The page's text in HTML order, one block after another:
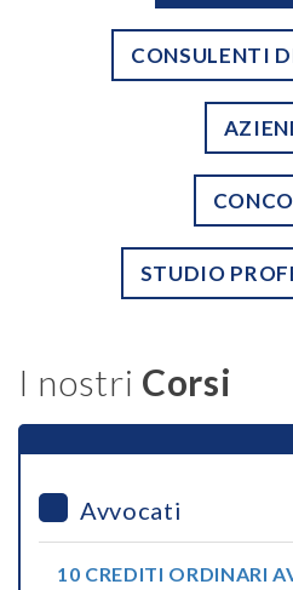
CONSULENTI
STUDIO
I nostri Corsi
Avvocati
10 CREDITI ORDINARI